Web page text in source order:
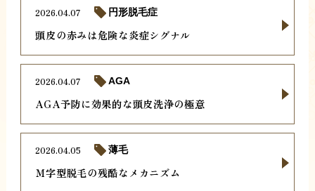
頭皮の赤みは危険な炎症シグナル
2026.04.07 円形脱毛症
AGA予防に効果的な頭皮洗浄の極意
2026.04.07 AGA
Ｍ字型脱毛の残酷なメカニズム
2026.04.05 薄毛